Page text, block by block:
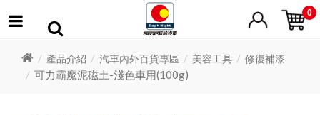
0
產品介紹 汽車內外百貨專區 美容工具 修復補漆
可力霸魔泥磁土-淺色車用(100g)